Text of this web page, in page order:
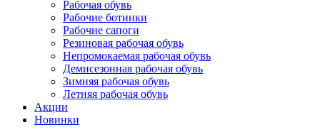
Рабочая обувь
Рабочие ботинки
Рабочие сапоги
Резиновая рабочая обувь
Непромокаемая рабочая обувь
Демисезонная рабочая обувь
Зимняя рабочая обувь
Летняя рабочая обувь
Акции
Новинки